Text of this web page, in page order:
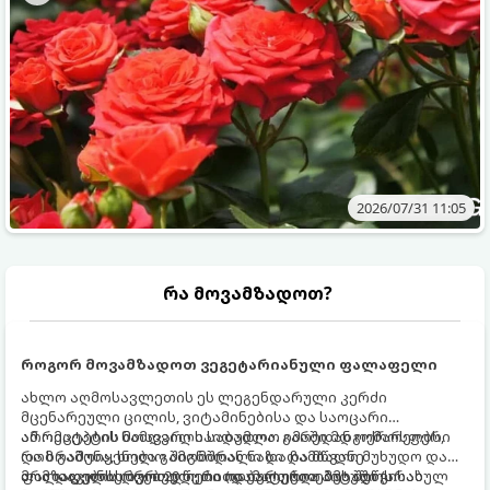
2026/07/31 11:05
რა მოვამზადოთ?
როგორ მოვამზადოთ ვეგეტარიანული ფალაფელი
ახლო აღმოსავლეთის ეს ლეგენდარული კერძი
მცენარეული ცილის, ვიტამინებისა და საოცარი
არომატების ნამდვილი საბადოა. გარედან ოქროსფერი
და ხრაშუნა, ხოლო შიგნიდან ნაზი და მწვანე
ფალაფელის ბურთულები იდეალურია პიტაში (არაბულ
ამ რეცეპტის მთავარი საიდუმლო იმაში მდგომარეობს,
რომ გამოიყენება გამომშრალი და ჩამბალი მუხუდო და
არა დაკონსერვებული, რათა ბურთულებმა შეწვისას
მომზადების დრო: 20 წუთი (დამატებით მუხუდოს